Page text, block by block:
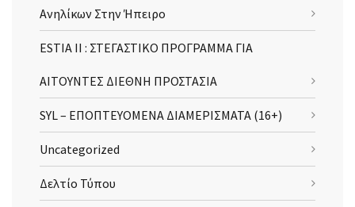
Ανηλίκων Στην Ήπειρο
ESTIA II : ΣΤΕΓΑΣΤΙΚΟ ΠΡΟΓΡΑΜΜΑ ΓΙΑ
ΑΙΤΟΥΝΤΕΣ ΔΙΕΘΝΗ ΠΡΟΣΤΑΣΙΑ
SYL – ΕΠΟΠΤΕΥΟΜΕΝΑ ΔΙΑΜΕΡΙΣΜΑΤΑ (16+)
Uncategorized
Δελτίο Τύπου